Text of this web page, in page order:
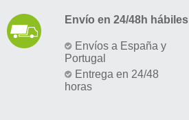
Envío en 24/48h hábiles
Envíos a España y
Portugal
Entrega en 24/48
horas